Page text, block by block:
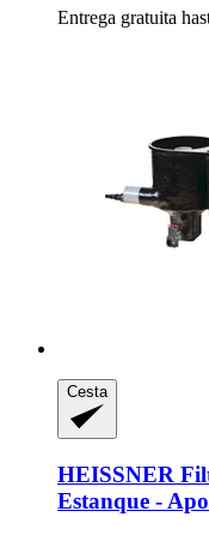
Entrega gratuita
Cesta
HEISSNER
Estanque -​